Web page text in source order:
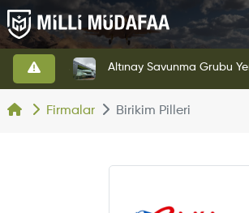
Firmalar Birikim Pilleri